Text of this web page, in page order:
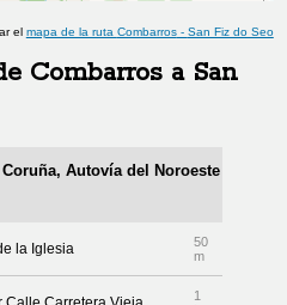
el mapa de la ruta Combarros- San Fiz do Seo
Combarros a San
Autovía del Noroeste
la Iglesia
50
m
1